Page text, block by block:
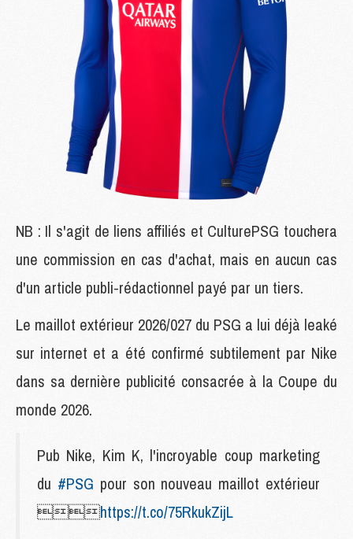
NB : Il s'agit de liens affiliés et CulturePSG touchera
une commission en cas d'achat, mais en aucun cas
d'un article publi-rédactionnel payé par un tiers.
Le maillot extérieur 2026/027 du PSG a lui déjà leaké
sur internet et a été confirmé subtilement par Nike
dans sa dernière publicité consacrée à la Coupe du
monde 2026.
Pub Nike, Kim K, l'incroyable coup marketing
du #PSG pour son nouveau maillot extérieur
https://t.co/75RkukZijL